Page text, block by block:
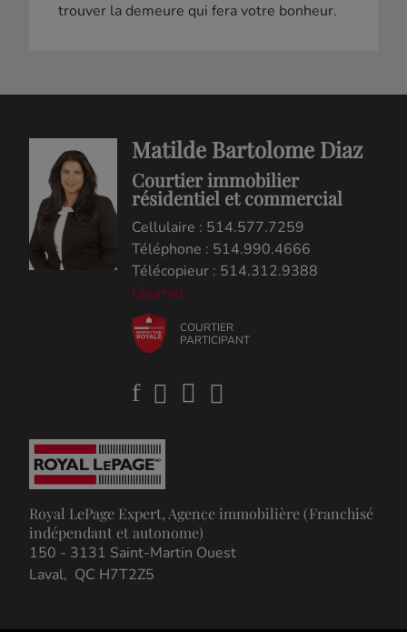
trouver la demeure qui fera votre bonheur.
Matilde Bartolome Diaz
Courtier immobilier
résidentiel et commercial
Cellulaire : 514.577.7259
Téléphone : 514.990.4666
Télécopieur : 514.312.9388
Courriel
COURTIER
PARTICIPANT
Royal LePage Expert, Agence immobilière (Franchisé
indépendant et autonome)
150 - 3131 Saint-Martin Ouest
Laval, QC H7T2Z5